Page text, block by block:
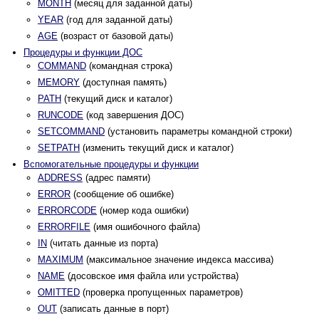
MONTH (месяц для заданной даты)
YEAR (год для заданной даты)
AGE (возраст от базовой даты)
Процедуры и функции ДОС
COMMAND (командная строка)
MEMORY (доступная память)
PATH (текущий диск и каталог)
RUNCODE (код завершения ДОС)
SETCOMMAND (установить параметры командной строки)
SETPATH (изменить текущий диск и каталог)
Вспомогательные процедуры и функции
ADDRESS (адрес памяти)
ERROR (сообщение об ошибке)
ERRORCODE (номер кода ошибки)
ERRORFILE (имя ошибочного файла)
IN (читать данные из порта)
MAXIMUM (максимальное значение индекса массива)
NAME (досовское имя файла или устройства)
OMITTED (проверка пропущенных параметров)
OUT (записать данные в порт)